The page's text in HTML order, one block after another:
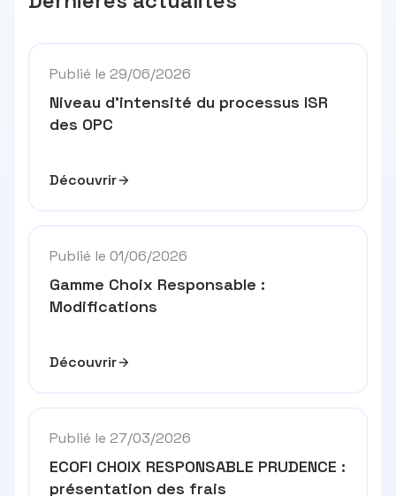
Publié le 29/06/2026
Niveau d’intensité du processus ISR
des OPC
Découvrir
Publié le 01/06/2026
Gamme Choix Responsable :
Modifications
Découvrir
Publié le 27/03/2026
ECOFI CHOIX RESPONSABLE PRUDENCE :
présentation des frais